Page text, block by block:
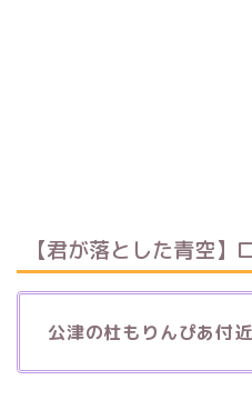
【君が落とした青空
公津の杜もりんぴあ付近